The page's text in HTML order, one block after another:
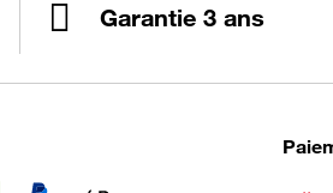
Garantie 3 ans